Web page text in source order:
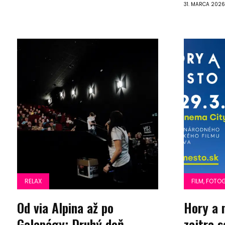
31. MARCA 2026
RELAX
Od via Alpina až po
FILM,
Hory a